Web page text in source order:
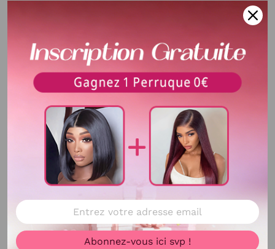
jours , cela dépend de la
CHINE vers votre PAYS.
Densité 200%-250%densité
Longueur 20 pouces
water Wave
Plus de 3 ans
Couleur de cheveux Comme la photo
Couleur de dentelle 13X4 lace
Voir plus
Abonnez-vous ici svp !